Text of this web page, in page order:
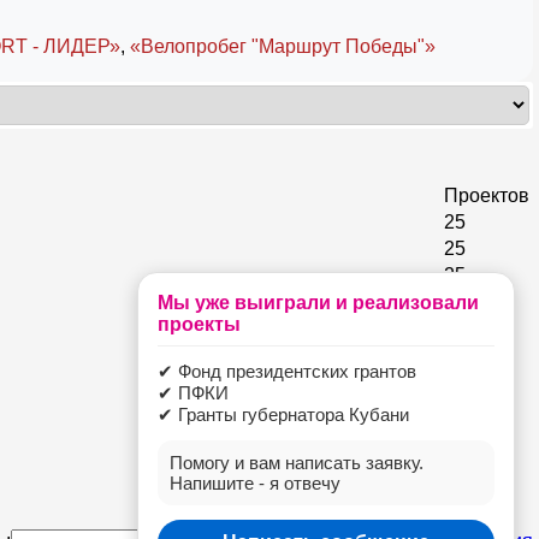
- ЛИДЕР», «Велопробег "Маршрут Победы"»
Проектов
25
25
25
25
Мы уже выиграли и реализовали
проекты
✔ Фонд президентских грантов
✔ ПФКИ
✔ Гранты губернатора Кубани
Помогу и вам написать заявку.
Напишите - я отвечу